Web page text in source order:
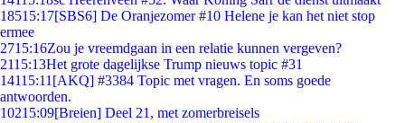
18515:17[SBS6] De Oranjezomer #10 Helene je kan het niet stop
ermee
2715:16Zou je vreemdgaan in een relatie kunnen vergeven?
2115:13Het grote dagelijkse Trump nieuws topic #31
14115:11 [AKQ] #3384 Topic met vragen. En soms goede
antwoorden.
10215:09[Breien] Deel 21, met zomerbreisels